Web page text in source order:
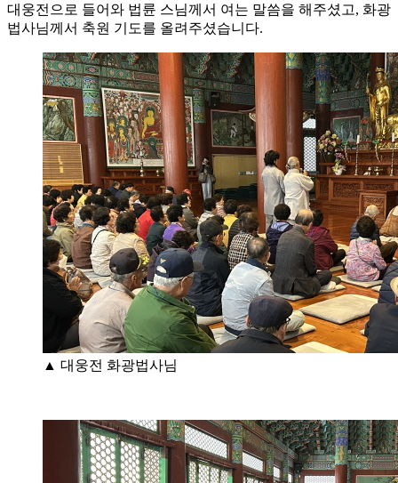
대웅전으로 들어와 법륜 스님께서 여는 말씀을 해주셨고, 화광
법사님께서 축원 기도를 올려주셨습니다.
▲ 대웅전 화광법사님